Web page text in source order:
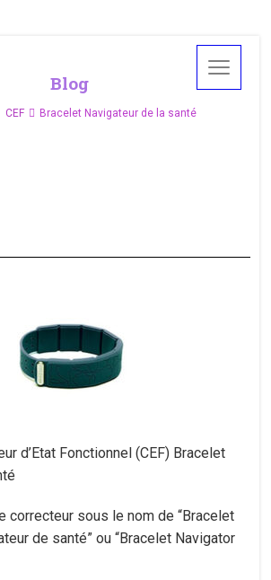
Blog
CEF Bracelet Navigateur de la santé
d’Etat Fonctionnel (CEF) Bracelet
correcteur sous le nom de “Bracelet
de santé” ou “Bracelet Navigator